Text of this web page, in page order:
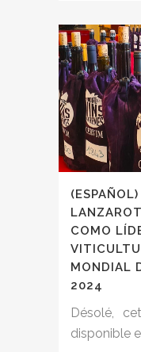
COMO
MONDIAL
2024
Désolé,
disponible